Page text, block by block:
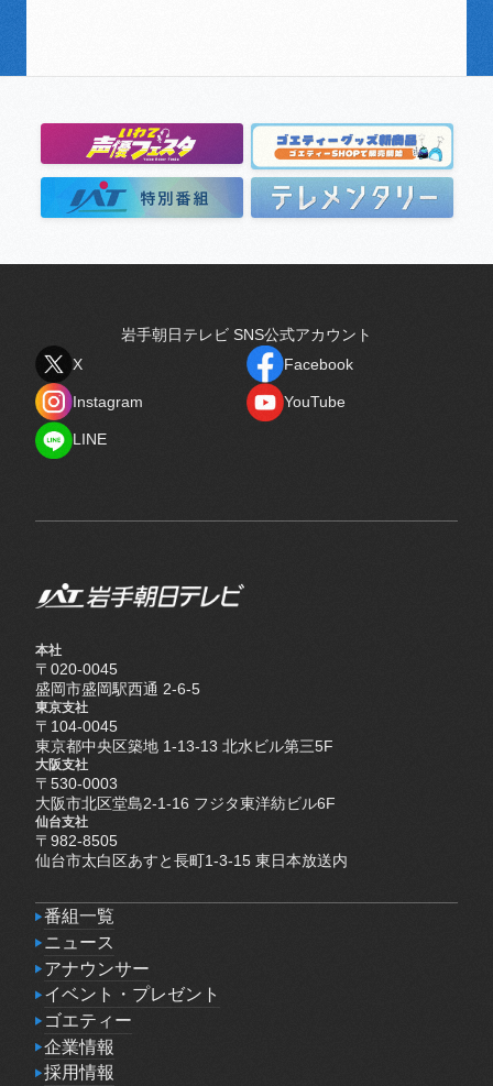
岩手朝日テレビ SNS公式アカウント
X
Facebook
Instagram
YouTube
LINE
本社
〒020-0045
盛岡市盛岡駅西通 2-6-5
東京支社
〒104-0045
東京都中央区築地 1-13-13 北水ビル第三5F
大阪支社
〒530-0003
大阪市北区堂島2-1-16 フジタ東洋紡ビル6F
仙台支社
〒982-8505
仙台市太白区あすと長町1-3-15 東日本放送内
番組一覧
番組一覧
ニュース
ニュース
アナウンサー
アナウンサー
イベント・プレゼント
イベント・プレゼント
ゴエティー
ゴエティー
企業情報
企業情報
採用情報